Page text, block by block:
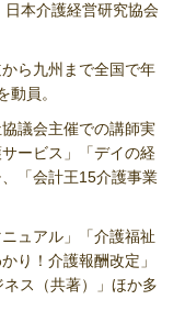
本介護経営研究協会
ら九州まで全国で年
員。
議会主催での講師実
ービス」「デイの経
「会計王15介護事業
ュアル」「介護福祉
り！介護報酬改定」
ネス（共著）」ほか多